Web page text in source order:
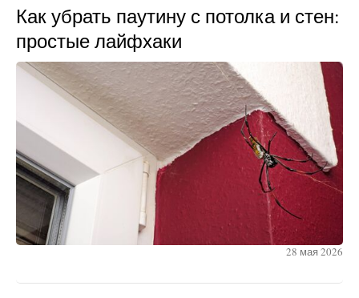
Как убрать паутину с потолка и стен:
простые лайфхаки
28 мая 2026